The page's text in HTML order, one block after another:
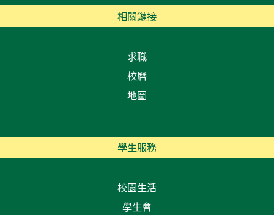
相關鏈接
求職
校曆
地圖
學生服務
校園生活
學生會